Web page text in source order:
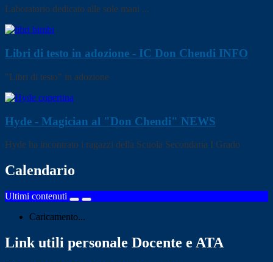
Laboratorio dedicato alle sole mani ...
Libri di testo in adozione - IC Don Chendi INFO
"Libri di testo" in adozione
Hyde - Magician al "Don Chendi" NEWS
Hyde ha incontrato i ragazzi della Scuola Secondaria I Grado
Calendario
Ultimi contenuti
Caricamento...
Link utili personale Docente e ATA